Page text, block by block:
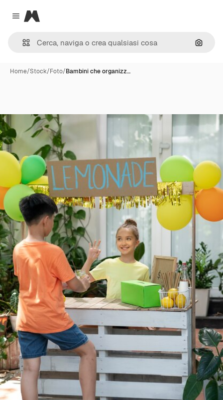
Close menu
Magnific
Cerca
Home/Stock/Foto/Bambini che organizz…